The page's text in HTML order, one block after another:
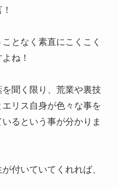
となく素直にこくこく
ね！
聞く限り、荒業や裏技
リス自身が色々な事を
るという事が分かりま
付いていてくれれば、